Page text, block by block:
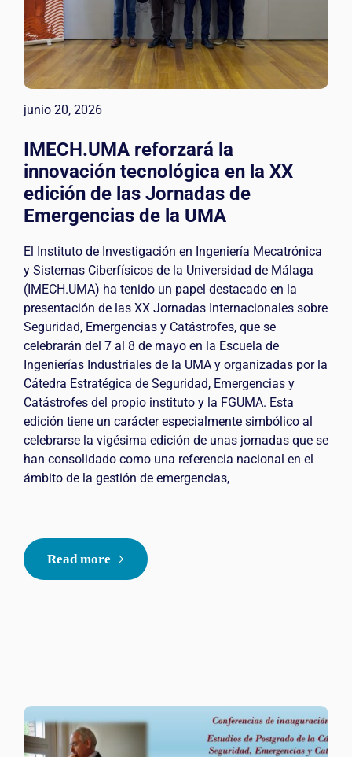
junio 20, 2026
IMECH.UMA reforzará la
innovación tecnológica en la XX
edición de las Jornadas de
Emergencias de la UMA
El Instituto de Investigación en Ingeniería Mecatrónica
y Sistemas Ciberfísicos de la Universidad de Málaga
(IMECH.UMA) ha tenido un papel destacado en la
presentación de las XX Jornadas Internacionales sobre
Seguridad, Emergencias y Catástrofes, que se
celebrarán del 7 al 8 de mayo en la Escuela de
Ingenierías Industriales de la UMA y organizadas por la
Cátedra Estratégica de Seguridad, Emergencias y
Catástrofes del propio instituto y la FGUMA. Esta
edición tiene un carácter especialmente simbólico al
celebrarse la vigésima edición de unas jornadas que se
han consolidado como una referencia nacional en el
ámbito de la gestión de emergencias,
Read more